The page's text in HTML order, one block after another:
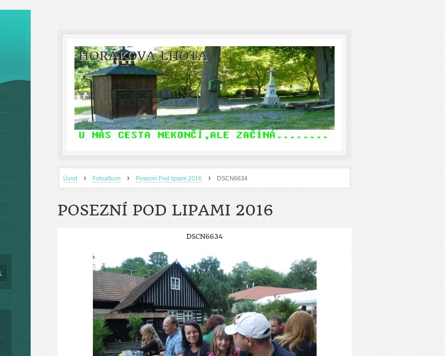
HORÁKOVA LHOTA
Úvod › Fotoalbum › Posezní Pod lipami 2016 › DSCN6634
POSEZNÍ POD LIPAMI 2016
DSCN6634